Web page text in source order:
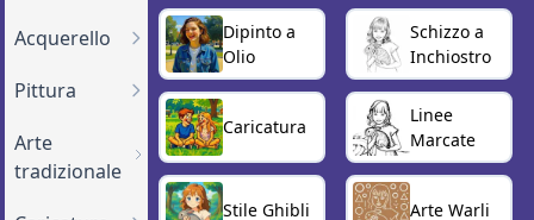
Acquerello
Pittura
Arte
tradizionale
Dipinto a
Olio
Schizzo a
Inchiostro
Caricatura
Linee
Marcate
Stile Ghibli Arte Warli